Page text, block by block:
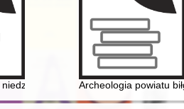
3-4 września 1939 roku
Archeologia powiatu